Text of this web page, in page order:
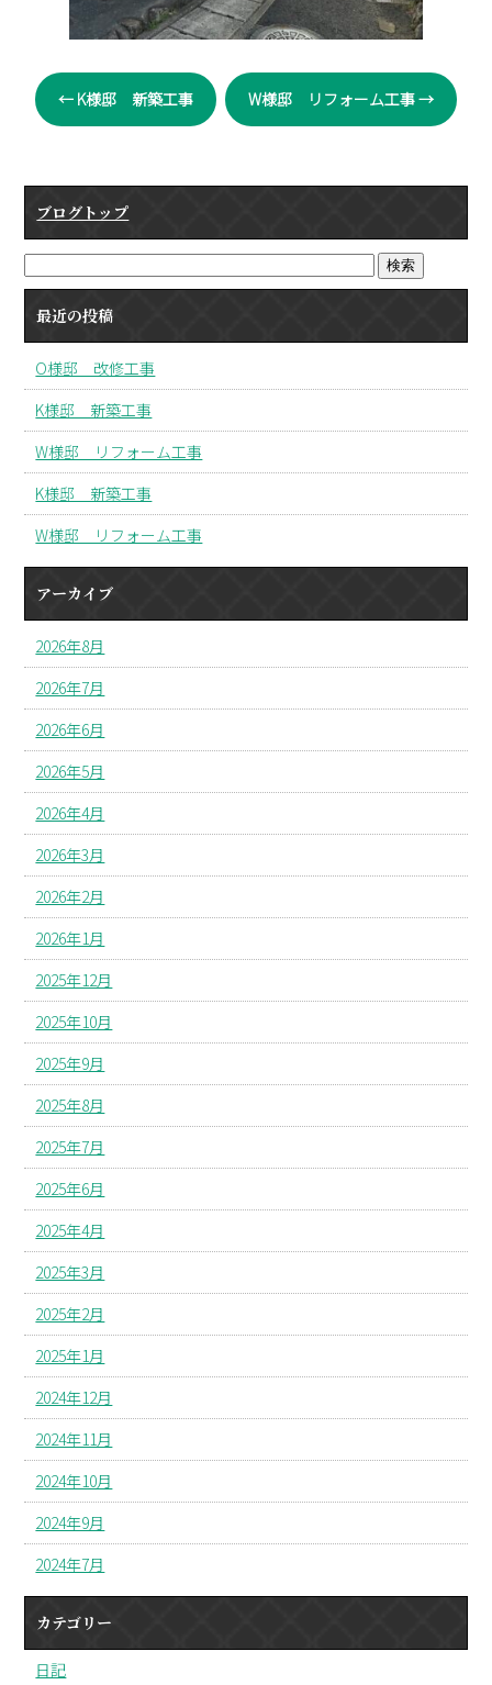
← K様邸 新築工事 W様邸 リフォーム工事→
ブログトップ
最近の投稿
O様邸 改修工事
K様邸 新築工事
W様邸 リフォーム工事
K様邸 新築工事
W様邸 リフォーム工事
アーカイブ
2026年8月
2026年7月
2026年6月
2026年5月
2026年4月
2026年3月
2026年2月
2026年1月
2025年12月
2025年10月
2025年9月
2025年8月
2025年7月
2025年6月
2025年4月
2025年3月
2025年2月
2025年1月
2024年12月
2024年11月
2024年10月
2024年9月
2024年7月
カテゴリー
日記